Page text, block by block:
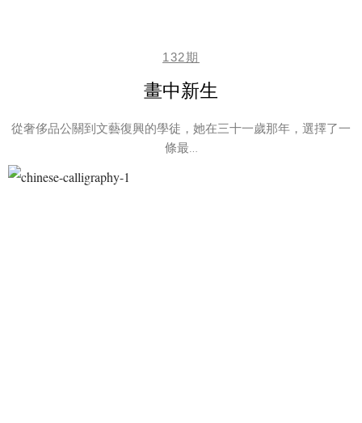
132期
畫中新生
從奢侈品公關到文藝復興的學徒，她在三十一歲那年，選擇了一
條最…